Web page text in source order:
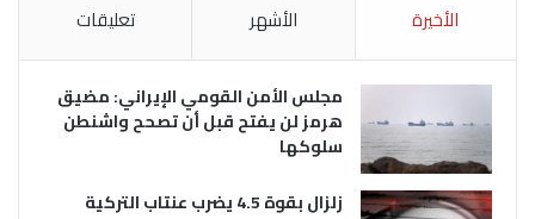
الأخيرة الأشهر تعليقات
مجلس الأمن القومي الإيراني: مضيق
هرمز لن يفتح قبل أن تصحح واشنطن
سلوكها
زلزال بقوة 4.5 يضرب عنتاب التركية